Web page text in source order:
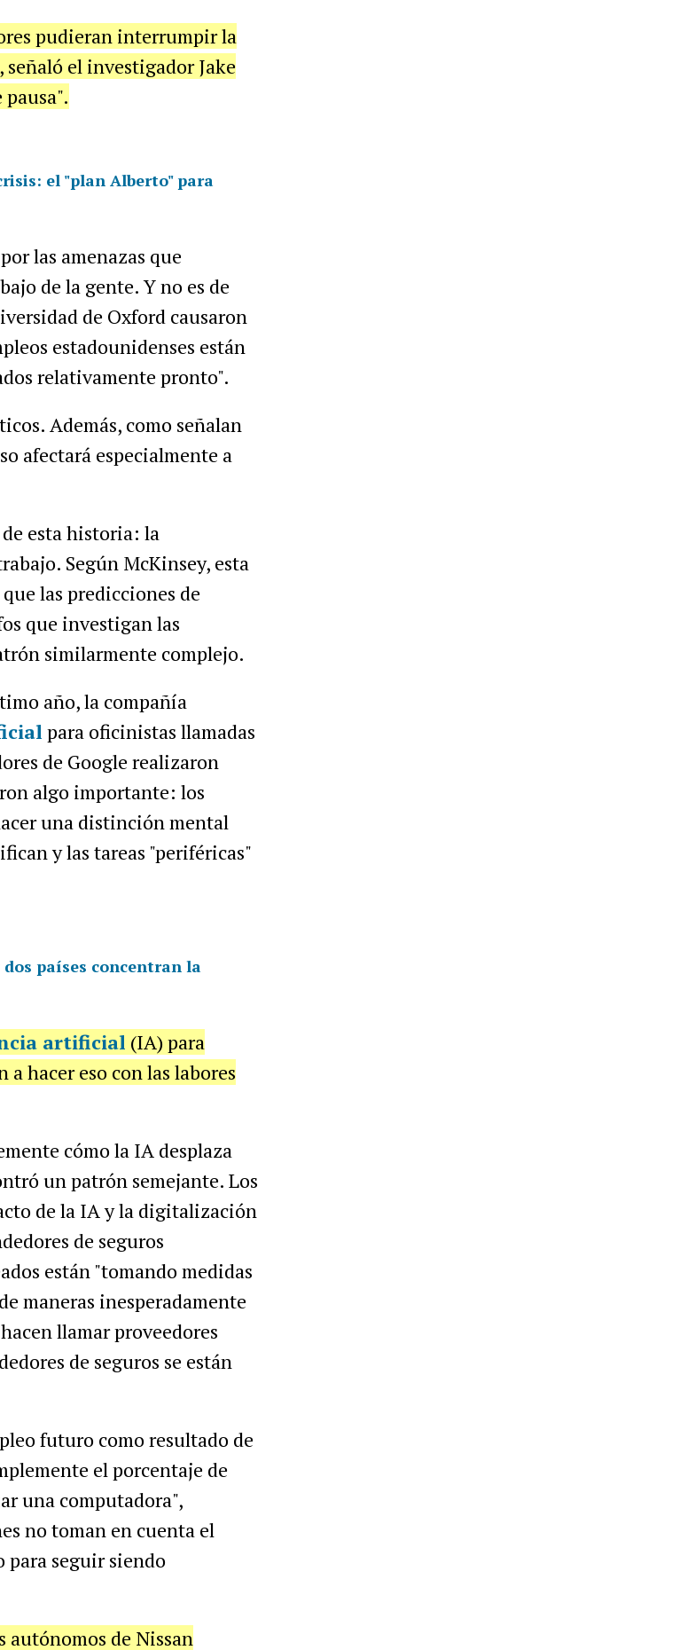
pudieran interrumpir la
el investigador Jake
pausa".
el "plan Alberto" para
las amenazas que
de la gente. Y no es de
de Oxford causaron
estadounidenses están
relativamente pronto".
Además, como señalan
afectará especialmente a
esta historia: la
Según McKinsey, esta
las predicciones de
que investigan las
similarmente complejo.
año, la compañía
para oficinistas llamadas
de Google realizaron
algo importante: los
una distinción mental
y las tareas "periféricas"
países concentran la
artificial (IA) para
hacer eso con las labores
cómo la IA desplaza
un patrón semejante. Los
de la IA y la digitalización
de seguros
están "tomando medidas
maneras inesperadamente
llamar proveedores
de seguros se están
futuro como resultado de
el porcentaje de
una computadora",
no toman en cuenta el
para seguir siendo
de Nissan